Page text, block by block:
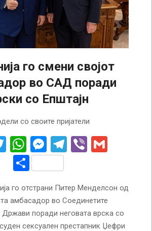
го смени својот
во САД поради
со Епштајн
со своите пријатели
Twitter
WhatsApp
Messenger
Telegram
Viber
Share
го отстрани Питер Менделсон од
амбасадор во Соединетите
поради неговата врска со
сексуален престапник Џефри